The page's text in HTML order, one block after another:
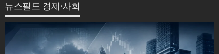
뉴스필드 경제·사회